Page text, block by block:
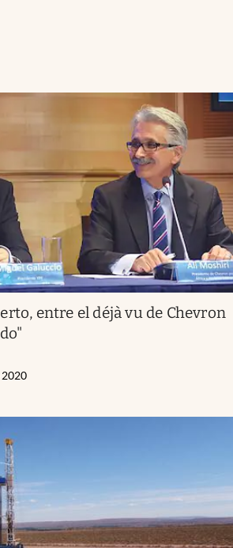
entre el déjà vu de Chevron
2020